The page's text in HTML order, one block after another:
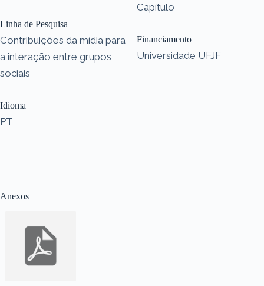
Anexos
Linha de Pesquisa
Contribuições da mídia para
a interação entre grupos
sociais
Idioma
PT
Capítulo
Financiamento
Universidade UFJF